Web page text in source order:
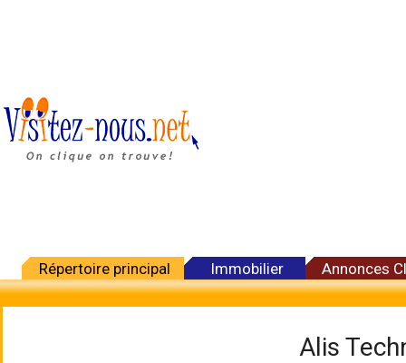
Répertoire principal Immobilier Annonces
Alis